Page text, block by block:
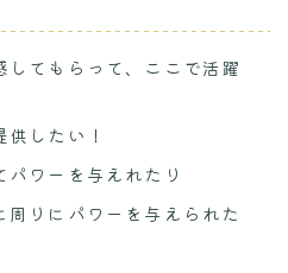
してもらって、ここで活躍
したい！
ワーを与えれたり
りにパワーを与えられた